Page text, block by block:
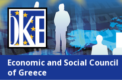
Jump
to
navigation
Economic and Social Council
of Greece